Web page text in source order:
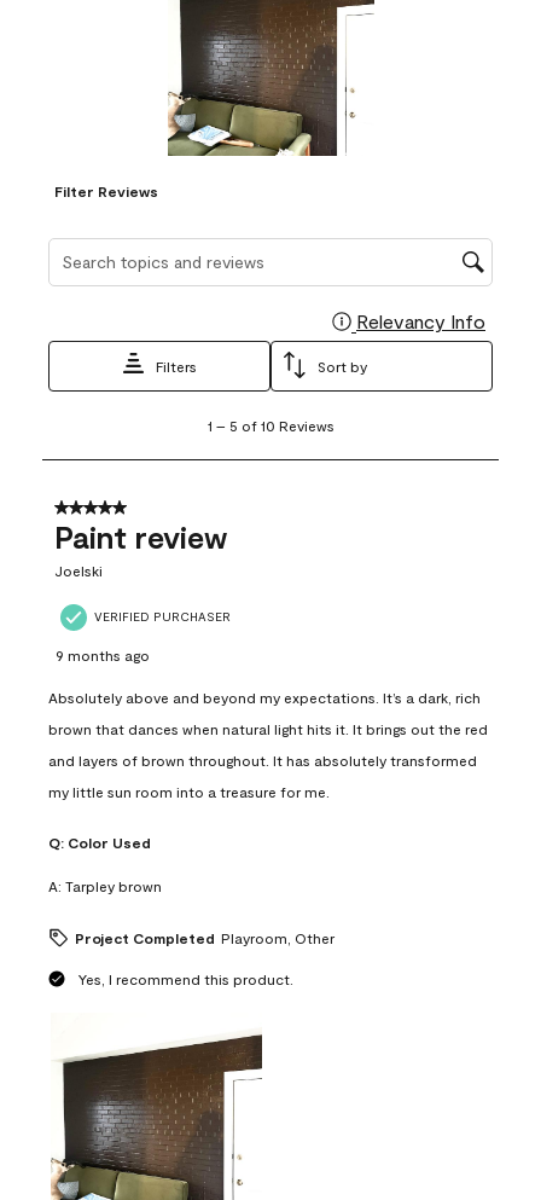
Filter Reviews
Relevancy Info
Filters Sort by
5
10
Reviews
1 – 5 of 10 Reviews
5 out of 5 stars.
Paint review
Joelski
VERIFIED PURCHASER
9 months ago
Absolutely above and beyond my expectations. It’s a dark, rich
brown that dances when natural light hits it. It brings out the red
and layers of brown throughout. It has absolutely transformed
my little sun room into a treasure for me.
Q: Color Used
A: Tarpley brown
Project Completed Playroom, Other
Yes, I recommend this product.